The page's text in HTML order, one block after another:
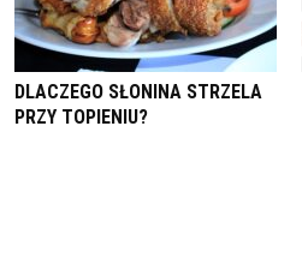
DLACZEGO SŁONINA STRZELA
PRZY TOPIENIU?